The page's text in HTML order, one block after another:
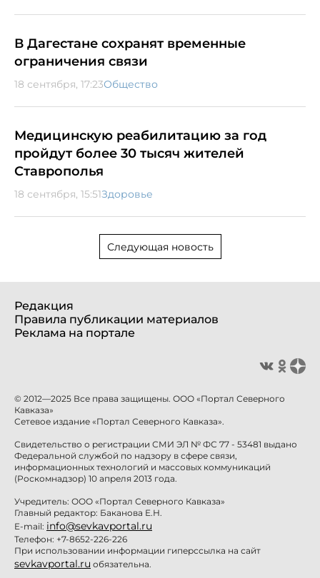
В Дагестане сохранят временные
ограничения связи
18 сентября, 17:23Общество
Медицинскую реабилитацию за год
пройдут более 30 тысяч жителей
Ставрополья
18 сентября, 15:51Здоровье
Следующая новость
Редакция
Правила публикации материалов
Реклама на портале
© 2012—2025 Все права защищены. ООО «Портал Северного
Кавказа»
Сетевое издание «Портал Северного Кавказа».
Свидетельство о регистрации СМИ ЭЛ № ФС 77 - 53481 выдано
Федеральной службой по надзору в сфере связи,
информационных технологий и массовых коммуникаций
(Роскомнадзор) 10 апреля 2013 года.
Учредитель: ООО «Портал Северного Кавказа»
Главный редактор: Баканова Е.Н.
E-mail: info@sevkavportal.ru
Телефон: +7-8652-226-226
При использовании информации гиперссылка на сайт
sevkavportal.ru обязательна.